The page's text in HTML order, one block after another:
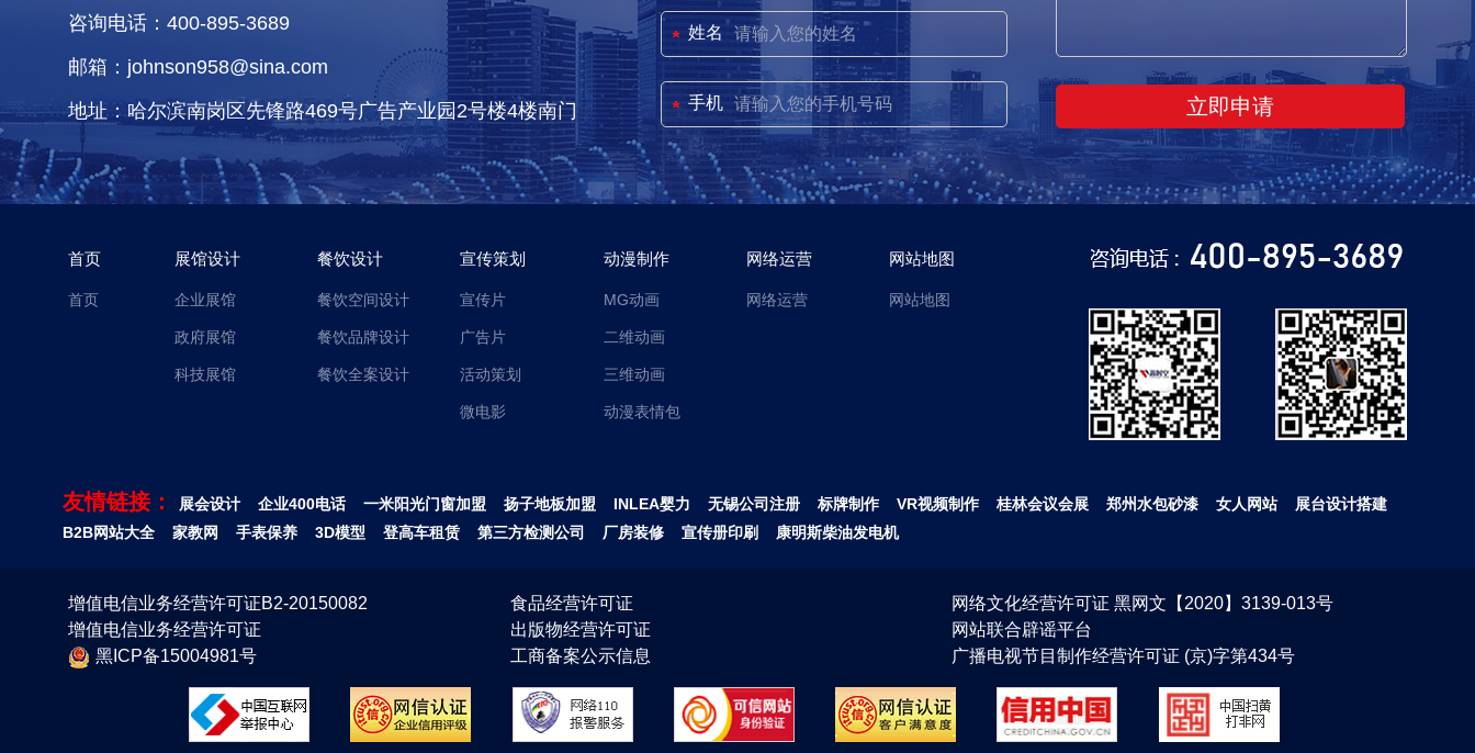
咨询电话：400-895-3689
邮箱：johnson958@sina.com
地址：哈尔滨南岗区先锋路469号广告产业园2号楼4楼南门
姓名
手机
首页
首页
展馆设计
企业展馆
政府展馆
科技展馆
餐饮设计
餐饮空间设计
餐饮品牌设计
餐饮全案设计
宣传策划
宣传片
广告片
活动策划
微电影
动漫制作
MG动画
二维动画
三维动画
动漫表情包
网络运营
网络运营
网站地图
网站地图
友情链接： 展会设计 企业400电话 一米阳光门窗加盟 扬子地板加盟 INLEA婴力 无锡公司注册 标牌制作 VR视频制作 桂林会议会展 郑州水包砂漆 女人网站
展台设计搭建
B2B网站大全
家教网 手表保养 3D模型 登高车租赁 第三方检测公司 厂房装修 宣传册印刷 康明斯柴油发电机
增值电信业务经营许可证B2-20150082 食品经营许可证
网络文化经营许可证 黑网文【2020】3139-013号
增值电信业务经营许可证
出版物经营许可证
网站联合辟谣平台
黑ICP备15004981号
工商备案公示信息 广播电视节目制作经营许可证 (京)字第434号